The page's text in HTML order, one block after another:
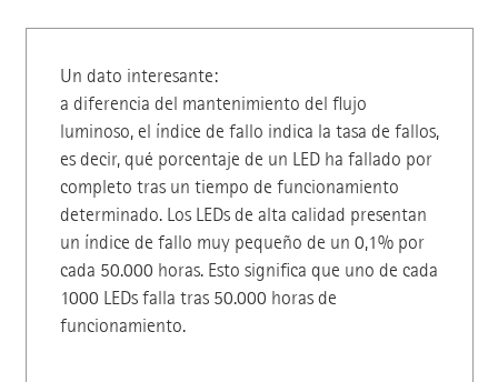
Un dato interesante:
a diferencia del mantenimiento del flujo
luminoso, el índice de fallo indica la tasa de fallos,
es decir, qué porcentaje de un LED ha fallado por
completo tras un tiempo de funcionamiento
determinado. Los LEDs de alta calidad presentan
un índice de fallo muy pequeño de un 0,1% por
cada 50.000 horas. Esto significa que uno de cada
1000 LEDs falla tras 50.000 horas de
funcionamiento.